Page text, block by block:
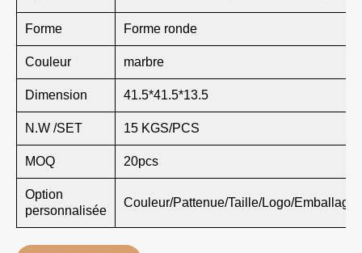
Forme Forme ronde
Couleur marbre
Dimension 41.5*41.5*13.5
N.W /SET 15 KGS/PCS
MOQ 20pcs
Option
personnalisée
Couleur/Pattenue/Taille/Logo/Emballage